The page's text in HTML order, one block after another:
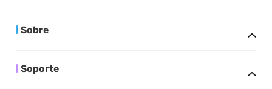
Sobre
Soporte